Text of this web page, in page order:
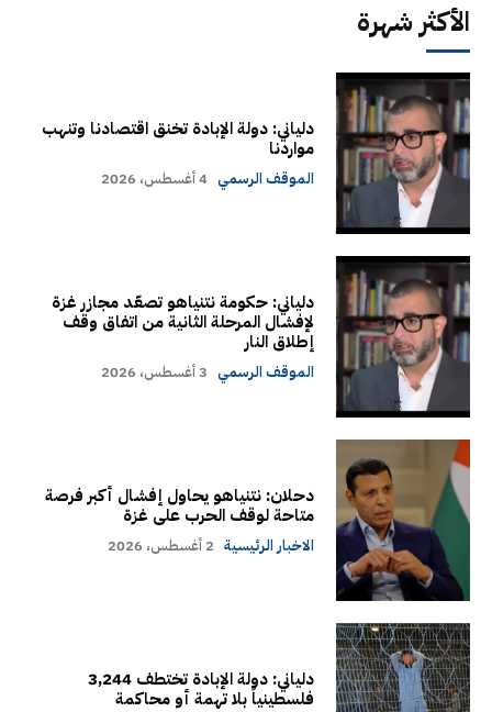
الأكثر شهرة
دلياني: دولة الإبادة تخنق اقتصادنا وتنهب
مواردنا
الموقف الرسمي 4 أغسطس، 2026
دلياني: حكومة نتنياهو تصعّد مجازر غزة
لإفشال المرحلة الثانية من اتفاق وقف
إطلاق النار
الموقف الرسمي 3 أغسطس، 2026
دحلان: نتنياهو يحاول إفشال أكبر فرصة
متاحة لوقف الحرب على غزة
الاخبار الرئيسية 2 أغسطس، 2026
دلياني: دولة الإبادة تختطف 3,244
فلسطينياً بلا تهمة أو محاكمة